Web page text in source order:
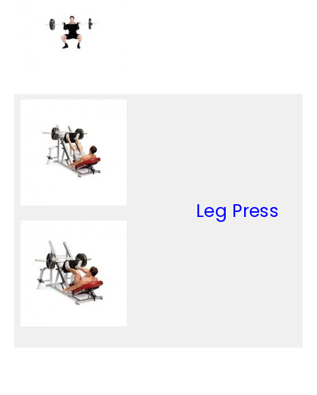
Leg Press